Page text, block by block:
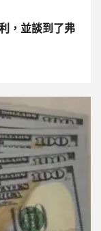
，並談到了弗